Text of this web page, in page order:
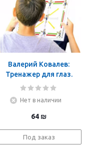
Валерий Ковалев:
Тренажер для глаз.
Методика
зрительного утомления
и развития зрительных
Нет в наличии
64 ₪
Под заказ